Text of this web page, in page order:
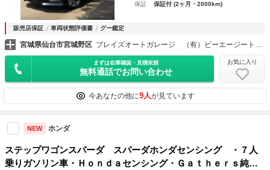
保証
保証付 (2ヶ月・2000km)
販売店保証 車両状態評価書 グー鑑定
宮城県仙台市宮城野区 ブレイズオートガレージ （有）ビーエージートレーディング
まずは在庫確認・見積依頼
無料通話でお問い合わせ
お気に入り
今あなたの他に9人が見ています
NEW ホンダ
ステップワゴンスパーダ スパーダホンダセンシング ・７人
乗りガソリン車・Ｈｏｎｄａセンシング・Ｇａｔｈｅｒｓ純正